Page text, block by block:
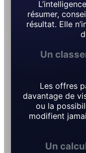
résumer,
résultat. Elle
Un
Les offres
davantage de
ou la
modifient
Un